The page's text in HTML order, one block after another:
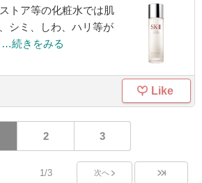
トア等の化粧水では肌
シミ、しわ、ハリ等が
…続きをみる
Like
2 3
1/3 次へ